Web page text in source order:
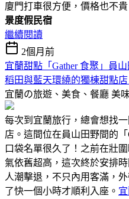
廈門打車很方便，價格也不貴
景度假民宿
繼續閱讀
2個月前
宜蘭甜點「Gather 食聚」員
稻田與藍天環繞的獨棟甜點店
宜蘭の旅遊、美食、餐廳 美
每次到宜蘭旅行，總會想找
店。這間位在員山田野間的「
口袋名單很久了！之前在壯
氣依舊超高，這次終於安排
人潮擊退，不只內用客滿，
了快一個小時才順利入座。